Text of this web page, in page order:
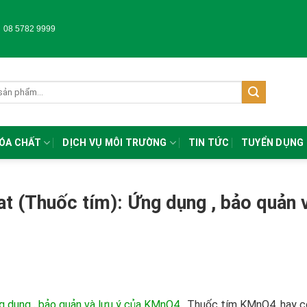
08 5782 9999
CHẤT DỊCH VỤ MÔI TRƯỜNG TIN TỨC TUYỂN DỤNG
(Thuốc tím): Ứng dụng , bảo quản